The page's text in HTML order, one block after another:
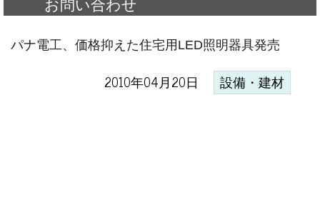
お問い合わせ
パナ電工、価格抑えた住宅用LED照明器具発売
2010年04月20日 設備・建材